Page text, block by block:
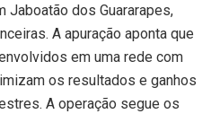
Jaboatão dos Guararapes,
A apuração aponta que
em uma rede com
os resultados e ganhos
A operação segue os